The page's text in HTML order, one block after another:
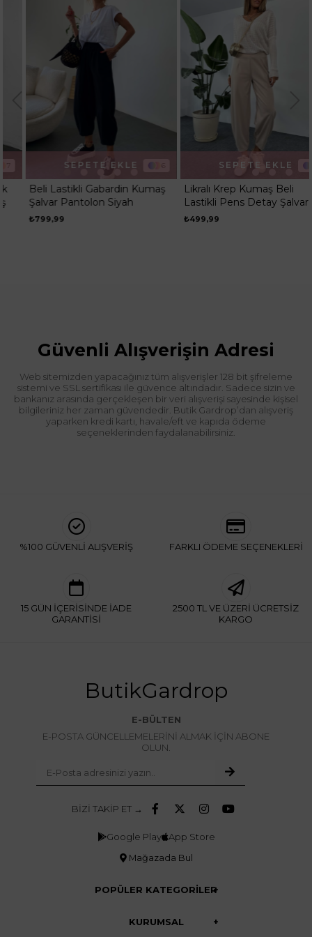
Beli Lastikli Gabardin Kumaş
Şalvar Pantolon Siyah
₺799,99
SEPETE EKLE
Likralı Krep Kumaş Beli
Lastikli Pens Detay Şalvar
Pantolon Taş
₺499,99
SEPETE EKLE
Güvenli Alışverişin Adresi
Web sitemizden yapacağınız tüm alışverişler 128 bit şifreleme
sistemi ve SSL sertifikası ile güvence altındadır. Sadece sizin ve
bankanız arasında gerçekleşen bir veri alışverişi sayesinde kişisel
bilgileriniz her zaman güvendedir. Butik Gardrop’dan alışveriş
yaparken kredi kartı, havale/eft ve kapıda ödeme
seçeneklerinden faydalanabilirsiniz.
%100 GÜVENLİ ALIŞVERİŞ FARKLI ÖDEME SEÇENEKLERİ
15 GÜN İÇERİSİNDE İADE
GARANTİSİ
2500 TL VE ÜZERİ ÜCRETSİZ
KARGO
ButikGardrop
E-BÜLTEN
E-POSTA GÜNCELLEMELERİNİ ALMAK İÇİN ABONE
OLUN.
BİZİ TAKİP ET →
Google Play App Store
Mağazada Bul
POPÜLER KATEGORİLER
KURUMSAL